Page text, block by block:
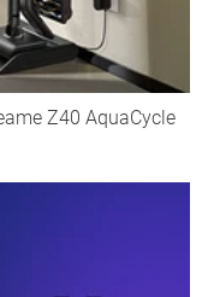
Z40 AquaCycle